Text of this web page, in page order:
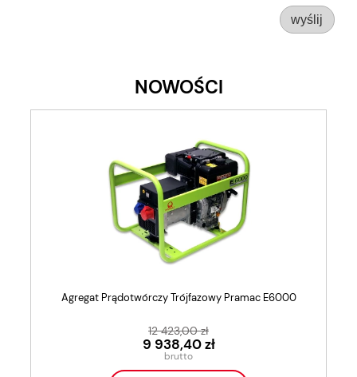
wyślij
NOWOŚCI
Agregat Prądotwórczy Trójfazowy Pramac E6000
12 423,00 zł
9 938,40 zł